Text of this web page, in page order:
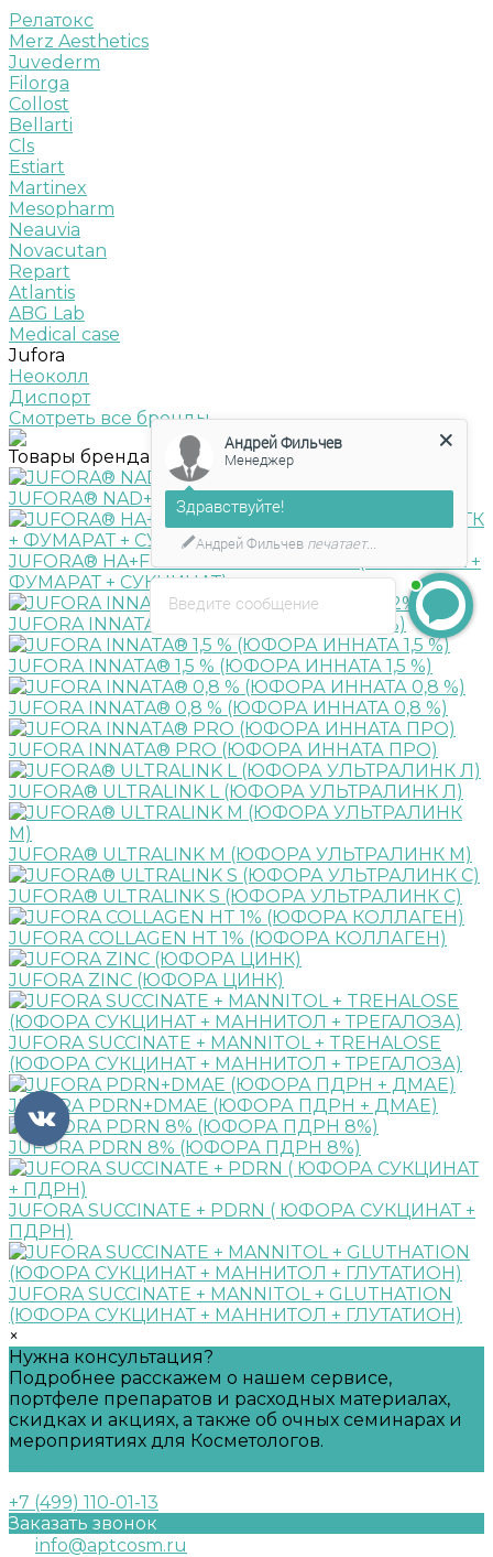
Релатокс
Merz Aesthetics
Juvederm
Filorga
Collost
Bellarti
Cls
Estiart
Martinex
Mesopharm
Neauvia
Novacutan
Repart
Atlantis
ABG Lab
Medical case
Jufora
Неоколл
Диспорт
Смотреть все бренды
Товары бренда
JUFORA® NAD+ (ЮФОРА НАД ПЛЮС)
JUFORA® HA+FUMARATE+SUCCINATE (ЮФОРА ГК +
ФУМАРАТ + СУКЦИНАТ)
JUFORA INNATA® 2% (ЮФОРА ИННАТА 2%)
JUFORA INNATA® 1,5 % (ЮФОРА ИННАТА 1,5 %)
JUFORA INNATA® 0,8 % (ЮФОРА ИННАТА 0,8 %)
JUFORA INNATA® PRO (ЮФОРА ИННАТА ПРО)
JUFORA® ULTRALINK L (ЮФОРА УЛЬТРАЛИНК Л)
JUFORA® ULTRALINK M (ЮФОРА УЛЬТРАЛИНК М)
JUFORA® ULTRALINK S (ЮФОРА УЛЬТРАЛИНК С)
JUFORA COLLAGEN HT 1% (ЮФОРА КОЛЛАГЕН)
JUFORA ZINC (ЮФОРА ЦИНК)
JUFORA SUCCINATE + MANNITOL + TREHALOSE
(ЮФОРА СУКЦИНАТ + МАННИТОЛ + ТРЕГАЛОЗА)
JUFORA PDRN+DMAE (ЮФОРА ПДРН + ДМАЕ)
JUFORA PDRN 8% (ЮФОРА ПДРН 8%)
JUFORA SUCCINATE + PDRN ( ЮФОРА СУКЦИНАТ +
ПДРН)
JUFORA SUCCINATE + MANNITOL + GLUTHATION
(ЮФОРА СУКЦИНАТ + МАННИТОЛ + ГЛУТАТИОН)
×
Нужна консультация?
Подробнее расскажем о нашем сервисе,
портфеле препаратов и расходных материалах,
скидках и акциях, а также об очных семинарах и
мероприятиях для Косметологов.
+7 (499) 110-01-13
Заказать звонок
info@aptcosm.ru
Введите сообщение
Андрей Фильчев
Менеджер
Здравствуйте!
Андрей Фильчев печатает...